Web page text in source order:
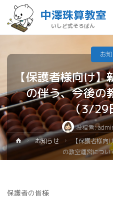
中澤珠算教室
いしど式そろばん
【保護者様向け
の伴う、今後の
（3/29
投稿者:
お
お知らせ
【保護者様
の教室運営につ
保護者の皆様